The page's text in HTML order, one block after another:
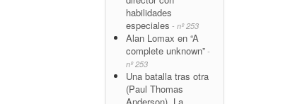
habilidades
especiales - nº 253
Alan Lomax en “A
complete unknown” -
nº 253
Una batalla tras otra
(Paul Thomas